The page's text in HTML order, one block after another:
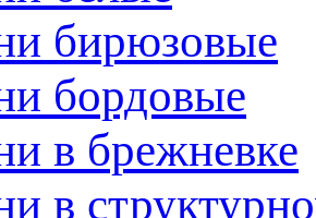
бирюзовые
бордовые
в брежневке
в